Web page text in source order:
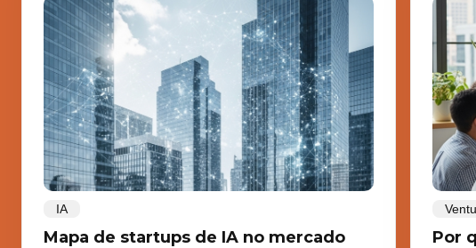
IA
Mapa de startups de IA no mercado
Por